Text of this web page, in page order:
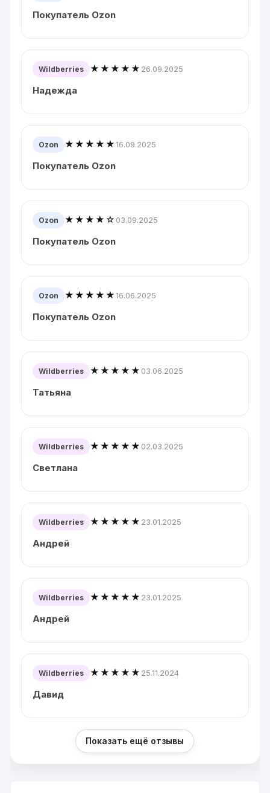
Покупатель Ozon
Wildberries ★★★★★ 26.09.2025
Надежда
Ozon ★★★★★16.09.2025
Покупатель Ozon
Ozon ★★★★☆ 03.09.2025
Покупатель Ozon
Ozon ★★★★★16.06.2025
Покупатель Ozon
Wildberries ★★★★★ 03.06.2025
Татьяна
Wildberries ★★★★★ 02.03.2025
Светлана
Wildberries ★★★★★ 23.01.2025
Андрей
Wildberries ★★★★★ 23.01.2025
Андрей
Wildberries ★★★★★ 25.11.2024
Давид
Показать ещё отзывы